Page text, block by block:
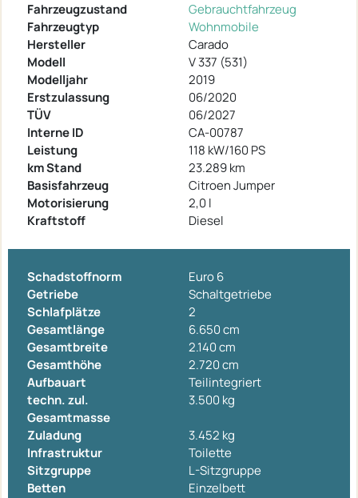
Fahrzeugzustand
Gebrauchtfahrzeug
Fahrzeugtyp
Wohnmobile
Hersteller
Carado
Modell
V 337 (531)
Modelljahr
2019
Erstzulassung
06/2020
TÜV
06/2027
Interne ID
CA-00787
Leistung
118 kW/160 PS
km Stand
23.289 km
Basisfahrzeug
Citroen Jumper
Motorisierung
2,0 l
Kraftstoff
Diesel
Schadstoffnorm
Euro 6
Getriebe
Schaltgetriebe
Schlafplätze
2
Gesamtlänge
6.650 cm
Gesamtbreite
2.140 cm
Gesamthöhe
2.720 cm
Aufbauart
Teilintegriert
techn. zul.
Gesamtmasse
3.500 kg
Zuladung
3.452 kg
Infrastruktur
Toilette
Sitzgruppe
L-Sitzgruppe
Betten
Einzelbett